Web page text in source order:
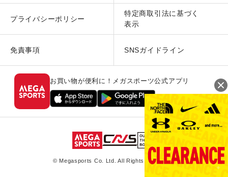
プライバシーポリシー
特定商取引法に基づく
表示
免責事項 SNSガイドライン
お買い物が便利に！メガスポーツ公式アプリ
© Megasports Co. Ltd. All Rights Reserved.